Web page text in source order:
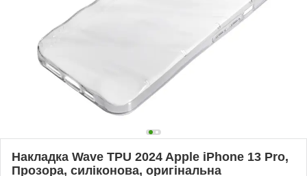
Накладка Wave TPU 2024 Apple iPhone 13 Pro,
Прозора, силіконова, оригінальна